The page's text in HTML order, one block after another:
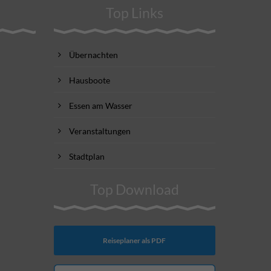
Top Links
Übernachten
Hausboote
Essen am Wasser
Veranstaltungen
Stadtplan
Top Download
Reiseplaner als PDF